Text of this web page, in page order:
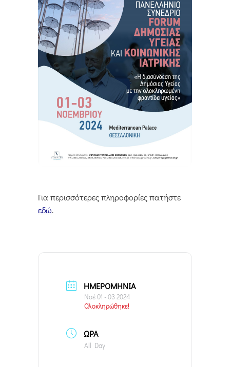
Για περισσότερες πληροφορίες πατήστε
εδώ.
ΗΜΕΡΟΜΗΝΊΑ
Νοέ 01 - 03 2024
Ολοκληρώθηκε!
ΏΡΑ
All Day